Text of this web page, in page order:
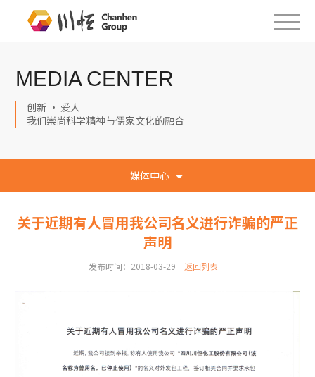
MEDIA CENTER
创新 · 爱人
我们崇尚科学精神与儒家文化的融合
媒体中心
关于近期有人冒用我公司名义进行诈骗的严正
声明
发布时间：2018-03-29 返回列表